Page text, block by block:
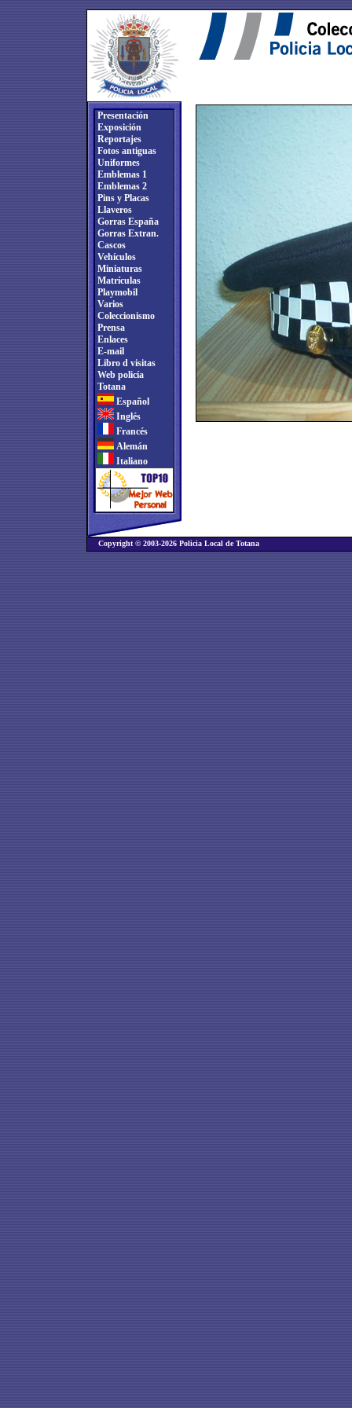
Presentación
Exposición
Reportajes
Fotos antiguas
Uniformes
Emblemas 1
Emblemas 2
Pins y Placas
Llaveros
Gorras España
Gorras Extran.
Cascos
Vehículos
Miniaturas
Matrículas
Playmobil
Varios
Coleccionismo
Prensa
Enlaces
E-mail
Libro d visitas
Web policía
Totana
Español
Inglés
Francés
Alemán
Italiano
Copyright © 2003-2026 Policia Local de Totana